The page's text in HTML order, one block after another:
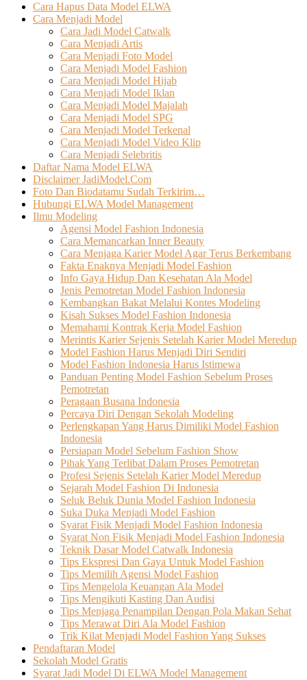
Cara Hapus Data Model ELWA
Cara Menjadi Model
Cara Jadi Model Catwalk
Cara Menjadi Artis
Cara Menjadi Foto Model
Cara Menjadi Model Fashion
Cara Menjadi Model Hijab
Cara Menjadi Model Iklan
Cara Menjadi Model Majalah
Cara Menjadi Model SPG
Cara Menjadi Model Terkenal
Cara Menjadi Model Video Klip
Cara Menjadi Selebritis
Daftar Nama Model ELWA
Disclaimer JadiModel.Com
Foto Dan Biodatamu Sudah Terkirim…
Hubungi ELWA Model Management
Ilmu Modeling
Agensi Model Fashion Indonesia
Cara Memancarkan Inner Beauty
Cara Menjaga Karier Model Agar Terus Berkembang
Fakta Enaknya Menjadi Model Fashion
Info Gaya Hidup Dan Kesehatan Ala Model
Jenis Pemotretan Model Fashion Indonesia
Kembangkan Bakat Melalui Kontes Modeling
Kisah Sukses Model Fashion Indonesia
Memahami Kontrak Kerja Model Fashion
Merintis Karier Sejenis Setelah Karier Model Meredup
Model Fashion Harus Menjadi Diri Sendiri
Model Fashion Indonesia Harus Istimewa
Panduan Penting Model Fashion Sebelum Proses
Pemotretan
Peragaan Busana Indonesia
Percaya Diri Dengan Sekolah Modeling
Perlengkapan Yang Harus Dimiliki Model Fashion
Indonesia
Persiapan Model Sebelum Fashion Show
Pihak Yang Terlibat Dalam Proses Pemotretan
Profesi Sejenis Setelah Karier Model Meredup
Sejarah Model Fashion Di Indonesia
Seluk Beluk Dunia Model Fashion Indonesia
Suka Duka Menjadi Model Fashion
Syarat Fisik Menjadi Model Fashion Indonesia
Syarat Non Fisik Menjadi Model Fashion Indonesia
Teknik Dasar Model Catwalk Indonesia
Tips Ekspresi Dan Gaya Untuk Model Fashion
Tips Memilih Agensi Model Fashion
Tips Mengelola Keuangan Ala Model
Tips Mengikuti Kasting Dan Audisi
Tips Menjaga Penampilan Dengan Pola Makan Sehat
Tips Merawat Diri Ala Model Fashion
Trik Kilat Menjadi Model Fashion Yang Sukses
Pendaftaran Model
Sekolah Model Gratis
Syarat Jadi Model Di ELWA Model Management